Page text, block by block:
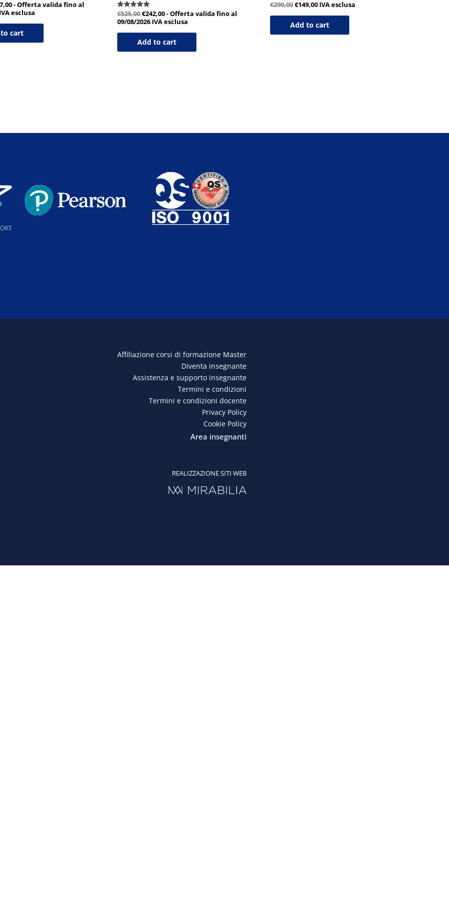
- Offerta valida fino al
IVA esclusa
cart
Valutato
5.00
su 5
€525,00€242,00- Offerta valida fino al
09/08/2026 IVA esclusa
Add to cart
€290,00€149,00 IVA esclusa
Add to cart
Affiliazione corsi di formazione Master
Diventa insegnante
Assistenza e supporto insegnante
Termini e condizioni
Termini e condizioni docente
Privacy Policy
Cookie Policy
Area insegnanti
REALIZZAZIONE SITI WEB